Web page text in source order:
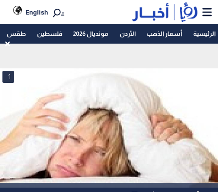
English
الرئيسية أسعار الذهب الأردن مونديال 2026 فلسطين طقس
1